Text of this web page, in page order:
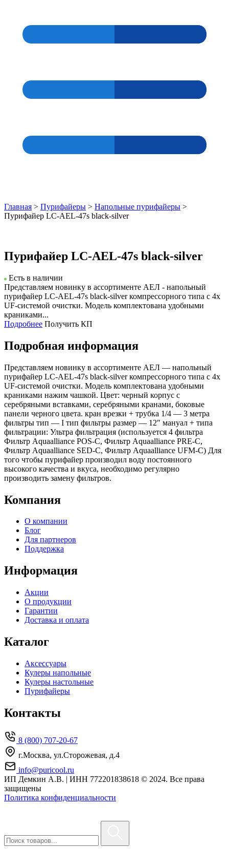
Главная > Пурифайеры > Напольные пурифайеры >
Пурифайер LС-AEL-47s black-silver
Пурифайер LС-AEL-47s black-silver
Есть в наличии
Представляем новинку в ассортименте АЕЛ - напольный
пурифайер LС-AEL-47s black-silver компрессорного типа с 4х
UF-системой очистки. Модель комплектована удобными
краниками...
Подробнее Получить КП
Подробная информация
Представляем новинку в ассортименте АЕЛ — напольный
пурифайер LС-AEL-47s black-silver компрессорного типа с 4х
UF-системой очистки. Модель комплектована удобными
краниками нажим чашкой. Цвет: черный корпус с
серебряными вставками, серебряными кранами, боковые
панели черного цвета. кран врезки + трубка 1/4 — 3 метра
фильтры тип — I тип фильтры размер — 12″ мануал + типа
фильтрации: Ультра фильтрация (используется 4 фильтра
Фильтр Aquaalliance POS-C, Фильтр Aquaalliance PRE-C,
Фильтр Aquaalliance SED-C, Фильтр Aquaalliance UFM-C) Для
того чтобы пурифайер производил воду постоянного
высокого качества и вкуса, необходимо регулярно
производить замену фильтров.
Компания
О компании
Блог
Для партнеров
Поддержка
Информация
Акции
О продукции
Гарантии
Доставка и оплата
Каталог
Аксессуары
Кулеры напольные
Кулеры настольные
Пурифайеры
Контакты
8 (800) 707-20-67
г.Москва, ул.Сторожевая, д.4
info@puricool.ru
ИП Демкин А.В. | ИНН 772201838618 © 2024. Все права
защищены
Политика конфиденциальности